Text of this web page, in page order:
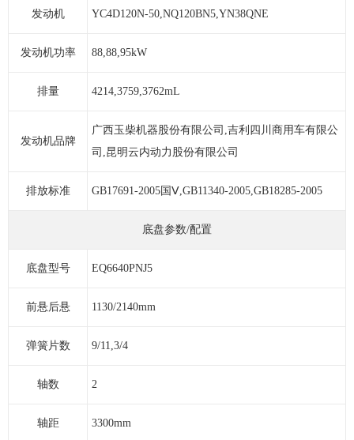
发动机 YC4D120N-50,NQ120BN5,YN38QNE
发动机功率 88,88,95kW
排量 4214,3759,3762mL
发动机品牌
广西玉柴机器股份有限公司,吉利四川商用车有限公
司,昆明云内动力股份有限公司
排放标准 GB17691-2005国Ⅴ,GB11340-2005,GB18285-2005
底盘参数/配置
底盘型号 EQ6640PNJ5
前悬后悬 1130/2140mm
弹簧片数 9/11,3/4
轴数 2
轴距 3300mm